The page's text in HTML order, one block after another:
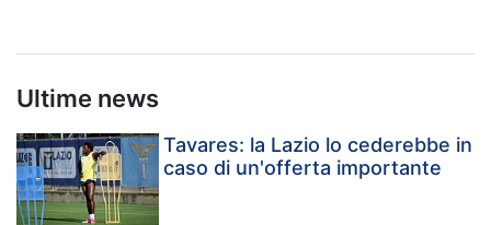
Ultime news
Tavares: la Lazio lo cederebbe in
caso di un'offerta importante